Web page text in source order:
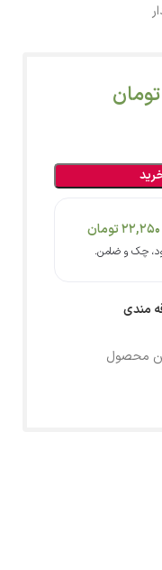
تومان
22,250تومان
مندی
محصول